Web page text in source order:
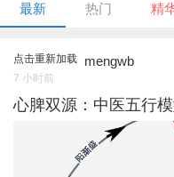
最新 热门 精
点击重新加载 mengwb
7 小时前
心脾双源：中医五行